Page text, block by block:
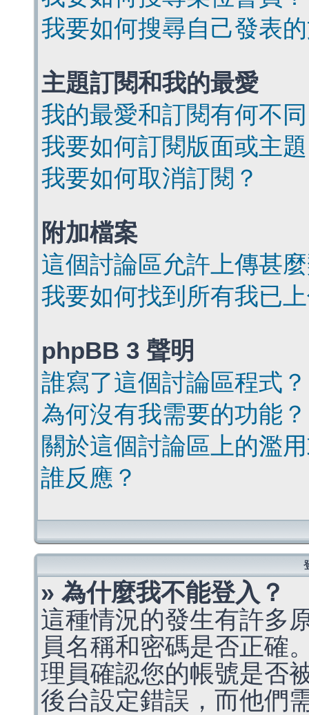
我要如何搜尋自己發表
主題訂閱和我的最愛
我的最愛和訂閱有何不
我要如何訂閱版面或主
我要如何取消訂閱？
附加檔案
這個討論區允許上傳甚
我要如何找到所有我已
phpBB 3 聲明
誰寫了這個討論區程式？
為何沒有我需要的功能？
關於這個討論區上的濫
誰反應？
» 為什麼我不能登入？
這種情況的發生有許多
員名稱和密碼是否正確
理員確認您的帳號是否
後台設定錯誤，而他們